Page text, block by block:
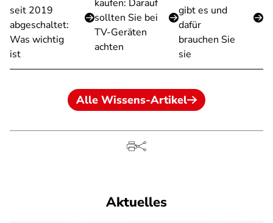
seit 2019
abgeschaltet:
Was wichtig
ist
kaufen: Darauf
sollten Sie bei
TV-Geräten
achten
gibt es und
dafür
brauchen Sie
sie
Alle Wissens-Artikel
Aktuelles